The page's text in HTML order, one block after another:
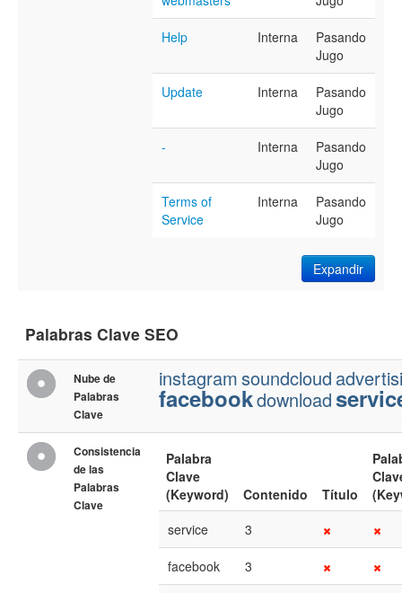
Help Interna
Pasando
Jugo
Update Interna
Pasando
Jugo
- Interna
Pasando
Jugo
Terms of
Service
Interna
Pasando
Jugo
Expandir
Palabras Clave SEO
Nube de
Palabras
Clave
instagramsoundcloud
facebookdownload
Consistencia
de las
Palabras
Clave
Palabra
Clave
(Keyword)
Contenido Título
service
3
facebook 3